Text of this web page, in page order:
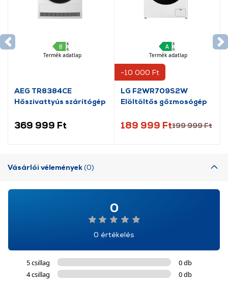
Termék adatlap
AEG TR8384CE
Hőszivattyús szárítógép
369 999 Ft
-10 000 Ft
Termék adatlap
LG F2WR709S2W
Elöltöltős gőzmosógép
189 999 Ft199 999 Ft
Vásárlói vélemények(0)
0
0 értékelés
5 csillag
0 db
4 csillag
0 db